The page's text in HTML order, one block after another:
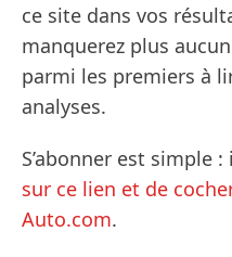
ce site dans vos
manquerez plus
parmi les premiers à
analyses.
S’abonner est simple
sur ce lien et de
Auto.com.